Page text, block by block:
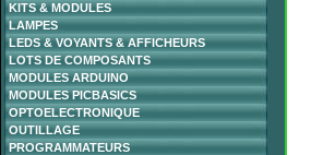
KITS & MODULES
LAMPES
LEDS & VOYANTS & AFFICHEURS
LOTS DE COMPOSANTS
MODULES ARDUINO
MODULES PICBASICS
OPTOELECTRONIQUE
OUTILLAGE
PROGRAMMATEURS